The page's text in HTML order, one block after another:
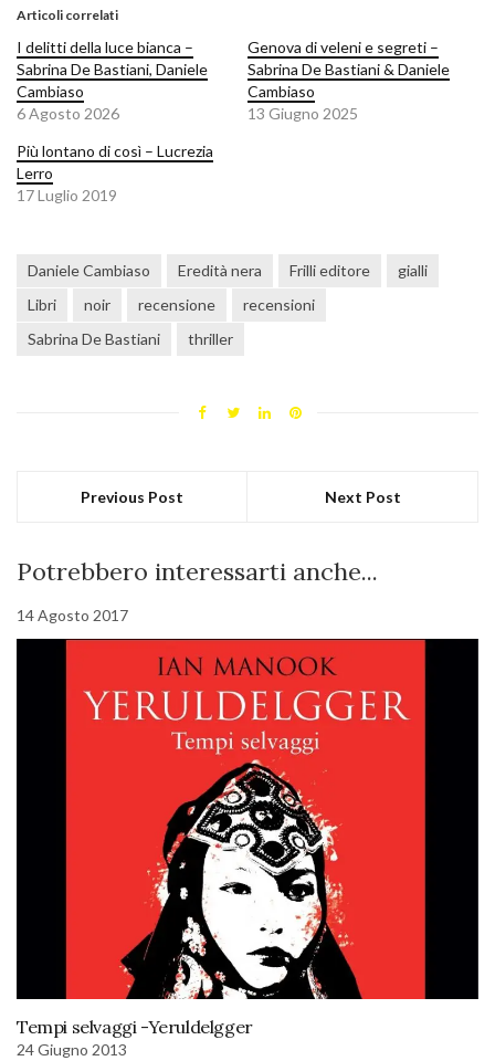
Articoli correlati
I delitti della luce bianca –
Sabrina De Bastiani, Daniele
Cambiaso
6 Agosto 2026
Genova di veleni e segreti –
Sabrina De Bastiani & Daniele
Cambiaso
13 Giugno 2025
Più lontano di così – Lucrezia
Lerro
17 Luglio 2019
Daniele Cambiaso Eredità nera Frilli editore
gialli
Libri
noir recensione
recensioni
Sabrina De Bastiani
thriller
Previous Post Next Post
Potrebbero interessarti anche...
14 Agosto 2017
Tempi selvaggi -Yeruldelgger
24 Giugno 2013